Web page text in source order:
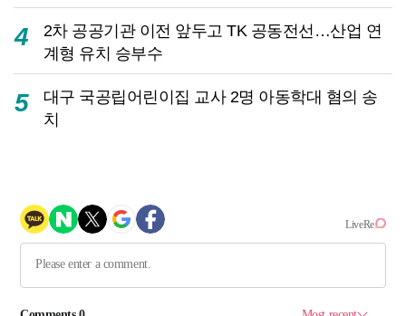
4
2차 공공기관 이전 앞두고 TK 공동전선…산업 연
계형 유치 승부수
5
대구 국공립어린이집 교사 2명 아동학대 혐의 송
치